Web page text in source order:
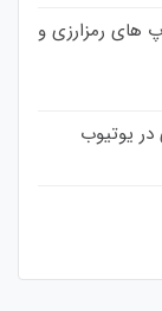
های رمزارزی و
در یوتیوب